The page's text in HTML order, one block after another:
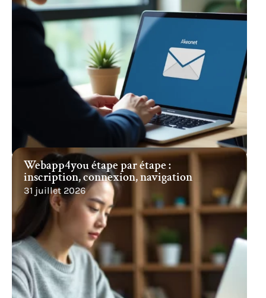
Webapp4you étape par étape :
inscription, connexion, navigation
31 juillet 2026